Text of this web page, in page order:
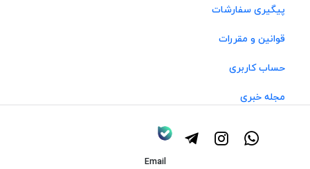
پیگیری سفارشات
قوانین و مقررات
حساب کاربری
مجله خبری
Email